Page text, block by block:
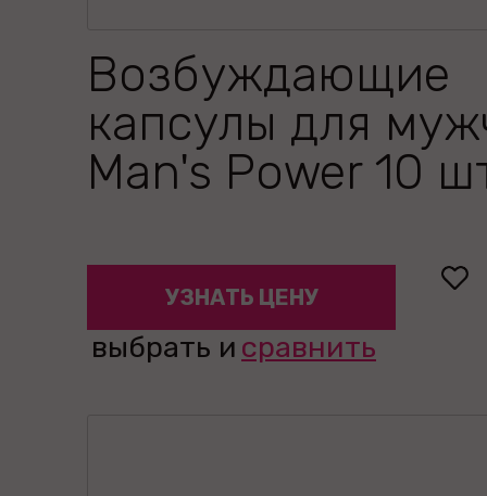
Возбуждающие
капсулы для
Man's Power 10
УЗНАТЬ ЦЕНУ
выбрать и сравнить